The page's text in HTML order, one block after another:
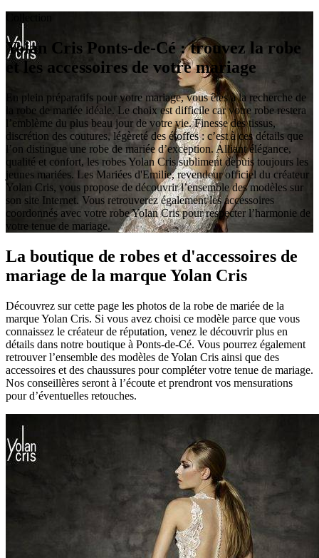
Yolan Cris Ponts-de-Cé : trouvez la robe
et les accessoires de votre mariage
En plein préparatifs pour votre mariage, vous êtes à la recherche de
la robe de mariée idéale. Le choix est difficile car votre robe restera
l’emblème du plus beau jour de votre vie. Finesse des tissus,
discrétion des coutures, légèreté des étoffes : c’est à ces détails que
l’on distingue une robe de mariée d’exception. Alliant élégance,
qualité et confort, les robes Yolan Cris subliment depuis toujours les
jeunes mariées. Les Mariées d'Emilie, revendeur officiel du créateur
Yolan Cris, vous propose de découvrir l’ensemble des modèles sur
son site Internet. Vous retrouverez également les accessoires
coordonnés avec votre robe Yolan Cris pour respecter l’harmonie de
votre tenue de mariage.
La boutique de robes et d'accessoires de
mariage de la marque Yolan Cris
Découvrez sur cette page les photos de la robe de mariée de la
marque Yolan Cris. Si vous avez choisi ce modèle parce que vous
connaissez le créateur de réputation, venez le découvrir plus en
détails dans notre boutique à Ponts-de-Cé. Vous pourrez également
retrouver l’ensemble des modèles de Yolan Cris ainsi que des
accessoires et des chaussures pour compléter votre tenue de mariage.
Nos conseillères seront à l’écoute et prendront vos mensurations
pour d’éventuelles retouches.